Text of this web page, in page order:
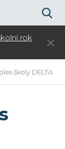
rok
školy DELTA